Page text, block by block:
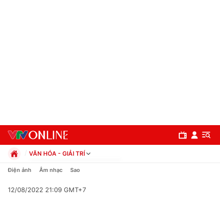
VĂN HÓA - GIẢI TRÍ
Chính trị
Pháp luật
Điện ảnh Âm nhạc Sao
12/08/2022 21:09 GMT+7